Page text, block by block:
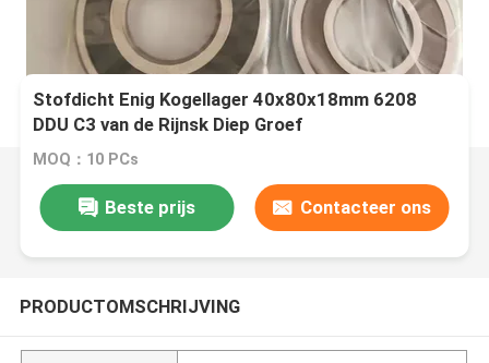
Stofdicht Enig Kogellager 40x80x18mm 6208
DDU C3 van de Rijnsk Diep Groef
MOQ：10 PCs
Beste prijs Contacteer ons
PRODUCTOMSCHRIJVING